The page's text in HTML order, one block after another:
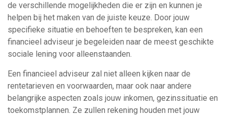
de verschillende mogelijkheden die er zijn en kunnen je
helpen bij het maken van de juiste keuze. Door jouw
specifieke situatie en behoeften te bespreken, kan een
financieel adviseur je begeleiden naar de meest geschikte
sociale lening voor alleenstaanden.
Een financieel adviseur zal niet alleen kijken naar de
rentetarieven en voorwaarden, maar ook naar andere
belangrijke aspecten zoals jouw inkomen, gezinssituatie en
toekomstplannen. Ze zullen rekening houden met jouw